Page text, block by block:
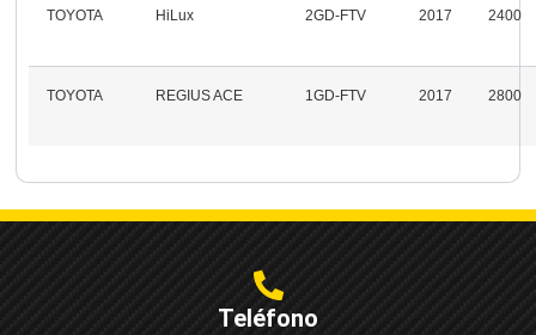
TOYOTA HiLux 2GD-FTV 2017 2400
TOYOTA REGIUS ACE 1GD-FTV 2017 2800
Teléfono